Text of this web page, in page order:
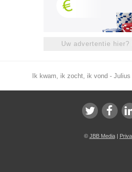
Uw advertentie hier?
Ik kwam, ik zocht, ik vond -
© JBB Media|